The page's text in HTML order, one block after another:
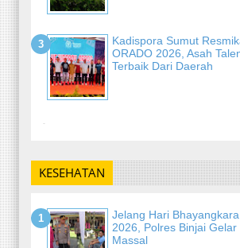
Kadispora Sumut
ORADO 2026, Asah
Terbaik Dari Daerah
-
KESEHATAN
Jelang Hari
2026, Polres Binjai Gelar
Massal